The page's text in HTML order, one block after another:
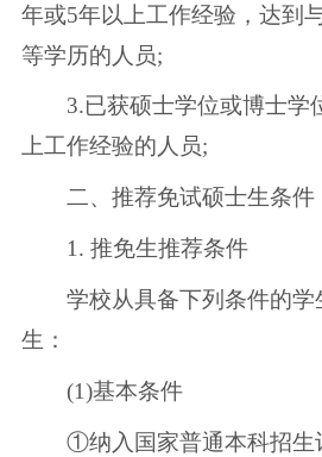
年或5年以上工作经验，达到
等学历的人员;
3.已获硕士学位或博士学
上工作经验的人员;
二、推荐免试硕士生条件
1. 推免生推荐条件
学校从具备下列条件的学
生：
(1)基本条件
①纳入国家普通本科招生